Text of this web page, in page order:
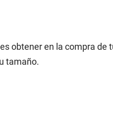
obtener en la compra
tamaño.